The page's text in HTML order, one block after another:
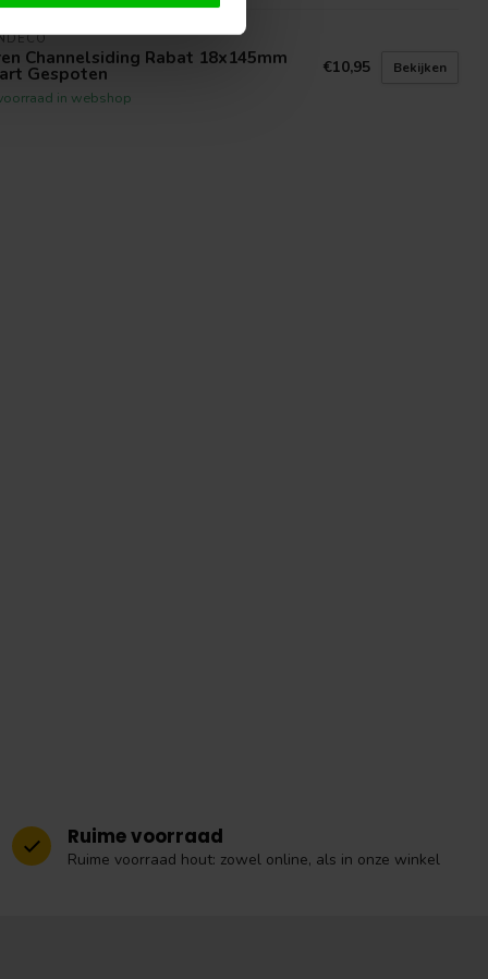
Channelsiding Rabat 18x145mm
Gespoten
in webshop
€10,95 Bekijken
Ruime voorraad
Ruime voorraad hout: zowel online, als in onze winkel